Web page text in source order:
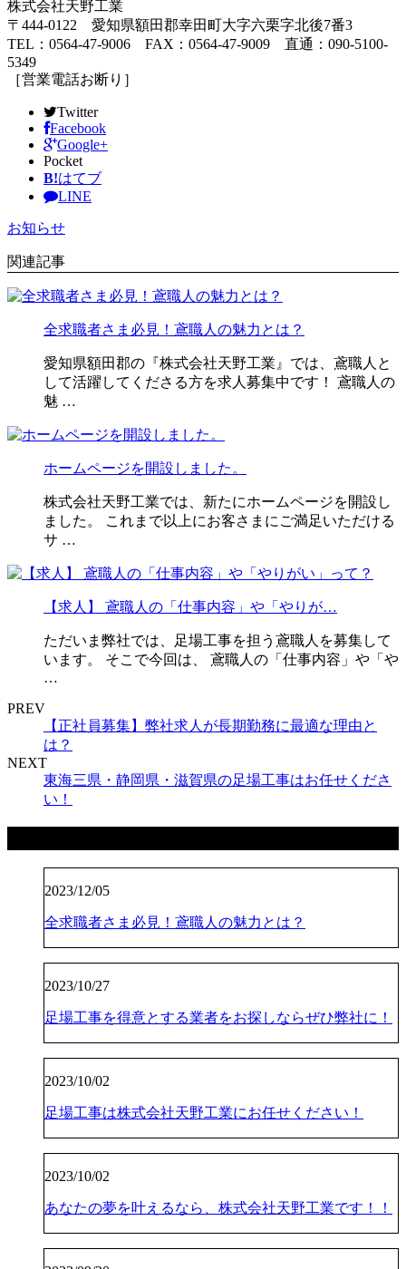
株式会社天野工業
〒444-0122 愛知県額田郡幸田町大字六栗字北後7番3
TEL：0564-47-9006 FAX：0564-47-9009 直通：090-5100-
5349
［営業電話お断り］
Twitter
Facebook
Google+
Pocket
B!はてブ
LINE
お知らせ
関連記事
全求職者さま必見！鳶職人の魅力とは？
愛知県額田郡の『株式会社天野工業』では、鳶職人と
して活躍してくださる方を求人募集中です！ 鳶職人の
魅 …
ホームページを開設しました。
株式会社天野工業では、新たにホームページを開設し
ました。 これまで以上にお客さまにご満足いただける
サ …
【求人】 鳶職人の「仕事内容」や「やりが…
ただいま弊社では、足場工事を担う鳶職人を募集して
います。 そこで今回は、 鳶職人の「仕事内容」や「や
…
PREV
【正社員募集】弊社求人が長期勤務に最適な理由と
は？
NEXT
東海三県・静岡県・滋賀県の足場工事はお任せくださ
い！
2023/12/05
全求職者さま必見！鳶職人の魅力とは？
2023/10/27
足場工事を得意とする業者をお探しならぜひ弊社に！
2023/10/02
足場工事は株式会社天野工業にお任せください！
2023/10/02
あなたの夢を叶えるなら、株式会社天野工業です！！